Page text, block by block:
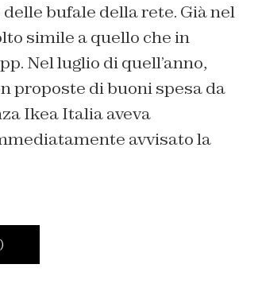
bufale della rete. Già nel
simile a quello che in
Nel luglio di quell’anno,
proposte di buoni spesa da
Ikea Italia aveva
avvisato la